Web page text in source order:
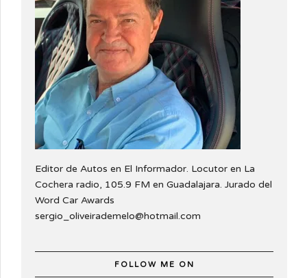
Editor de Autos en El Informador. Locutor en La
Cochera radio, 105.9 FM en Guadalajara. Jurado del
Word Car Awards
sergio_oliveirademelo@hotmail.com
FOLLOW ME ON